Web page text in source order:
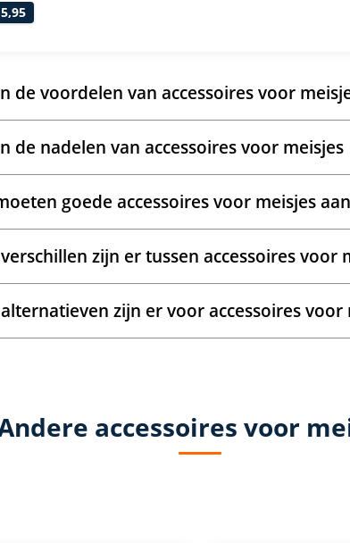
de voordelen van accessoires voor
de nadelen van accessoires voor meisjes
goede accessoires voor meisjes
zijn er tussen accessoires voor
zijn er voor accessoires voor
accessoires voor